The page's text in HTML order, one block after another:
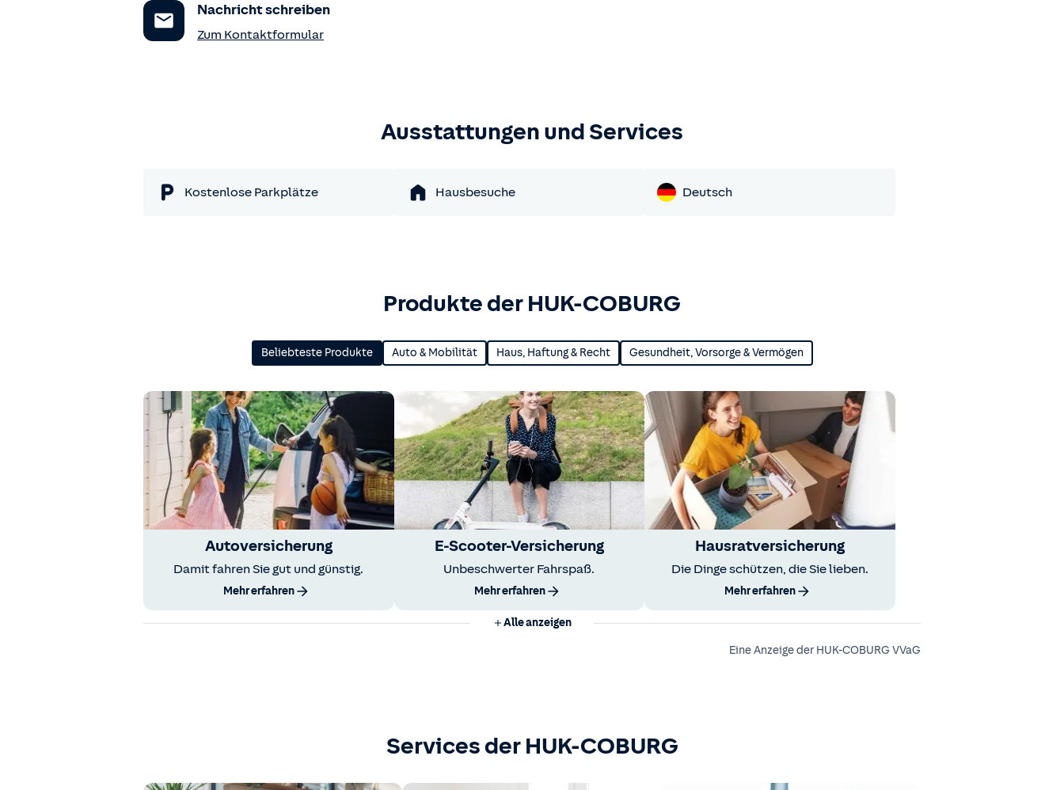
Nachricht schreiben
Zum Kontaktformular
Ausstattungen und Services
Kostenlose Parkplätze Hausbesuche Deutsch
Produkte der HUK-COBURG
Beliebteste Produkte Auto & Mobilität Haus, Haftung & Recht Gesundheit, Vorsorge & Vermögen
Autoversicherung
Damit fahren Sie gut und günstig.
Mehr erfahren
E-Scooter-Versicherung
Unbeschwerter Fahrspaß.
Mehr erfahren
Hausratversicherung
Die Dinge schützen, die Sie lieben.
Mehr erfahren
Alle anzeigen
Eine Anzeige der HUK-COBURG VVaG
Services der HUK-COBURG